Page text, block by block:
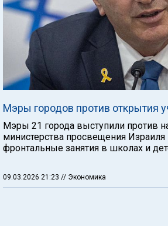
Мэры городов против открытия
Мэры 21 города выступили против
министерства просвещения Израиля
фронтальные занятия в школах и
09.03.2026 21:23 // Экономика